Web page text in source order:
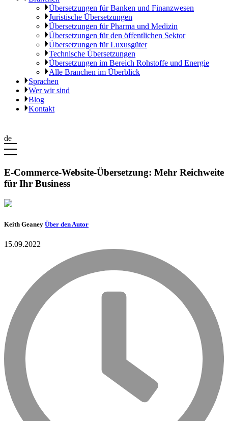
Übersetzungen für Banken und Finanzwesen
Juristische Übersetzungen
Übersetzungen für Pharma und Medizin
Übersetzungen für den öffentlichen Sektor
Übersetzungen für Luxusgüter
Technische Übersetzungen
Übersetzungen im Bereich Rohstoffe und Energie
Alle Branchen im Überblick
Sprachen
Wer wir sind
Blog
Kontakt
de
E-Commerce-Website-Übersetzung: Mehr Reichweite
für Ihr Business
Keith Geaney Über den Autor
15.09.2022